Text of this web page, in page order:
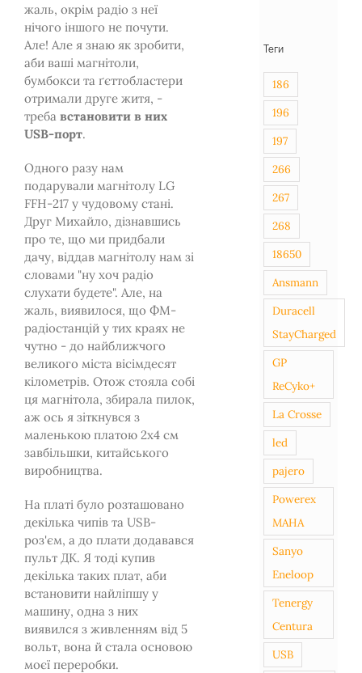
жаль, окрім радіо з неї
нічого іншого не почути.
Але! Але я знаю як зробити,
аби ваші магнітоли,
бумбокси та ґєттобластери
отримали друге житя, -
треба встановити в них
USB-порт.
Одного разу нам
подарували магнітолу LG
FFH-217 у чудовому стані.
Друг Михайло, дізнавшись
про те, що ми придбали
дачу, віддав магнітолу нам зі
словами "ну хоч радіо
слухати будете". Але, на
жаль, виявилося, що ФМ-
радіостанцій у тих краях не
чутно - до найближчого
великого міста вісімдесят
кілометрів. Отож стояла собі
ця магнітола, збирала пилок,
аж ось я зіткнувся з
маленькою платою 2х4 см
завбільшки, китайського
виробництва.
На платі було розташовано
декілька чипів та USB-
роз'єм, а до плати додавався
пульт ДК. Я тоді купив
декілька таких плат, аби
встановити найліпшу у
машину, одна з них
виявился з живленням від 5
вольт, вона й стала основою
моєї переробки.
Теги
186
196
197
266
267
268
18650
Ansmann
Duracell
StayCharged
GP
ReCyko+
La Crosse
led
pajero
Powerex
MAHA
Sanyo
Eneloop
Tenergy
Centura
USB